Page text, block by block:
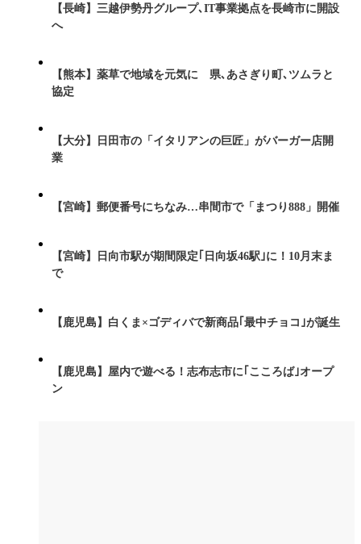
【長崎】三越伊勢丹グループ､IT事業拠点を長崎市に開設
へ
【熊本】薬草で地域を元気に 県､あさぎり町､ツムラと
協定
【大分】日田市の「イタリアンの巨匠」がバーガー店開
業
【宮崎】郵便番号にちなみ…串間市で「まつり888」開催
【宮崎】日向市駅が期間限定｢日向坂46駅｣に！10月末ま
で
【鹿児島】白くま×ゴディバで新商品｢最中チョコ｣が誕生
【鹿児島】屋内で遊べる！志布志市に｢こころば｣オープ
ン